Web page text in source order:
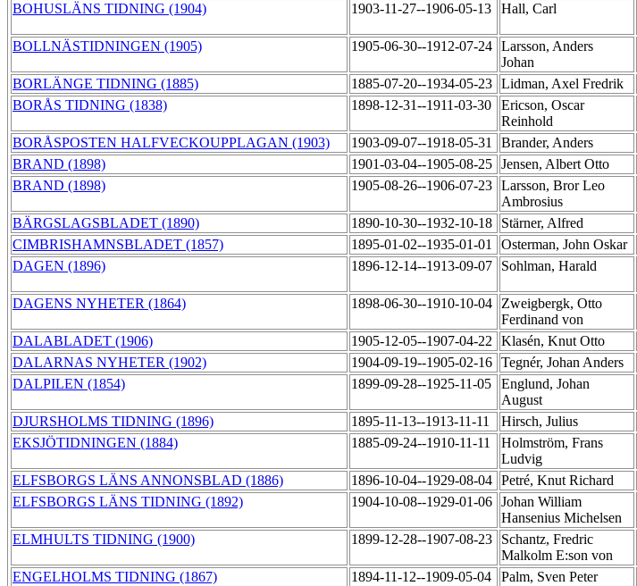
BOHUSLÄNS TIDNING (1904) 1903-11-27--1906-05-13 Hall, Carl
BOLLNÄSTIDNINGEN (1905) 1905-06-30--1912-07-24 Larsson, Anders
Johan
BORLÄNGE TIDNING (1885) 1885-07-20--1934-05-23 Lidman, Axel Fredrik
BORÅS TIDNING (1838) 1898-12-31--1911-03-30
Ericson, Oscar
Reinhold
BORÅSPOSTEN HALFVECKOUPPLAGAN (1903) 1903-09-07--1918-05-31 Brander, Anders
BRAND (1898) 1901-03-04--1905-08-25 Jensen, Albert Otto
BRAND (1898) 1905-08-26--1906-07-23 Larsson, Bror Leo
Ambrosius
BÄRGSLAGSBLADET (1890) 1890-10-30--1932-10-18 Stärner, Alfred
CIMBRISHAMNSBLADET (1857) 1895-01-02--1935-01-01 Osterman, John Oskar
DAGEN (1896) 1896-12-14--1913-09-07 Sohlman, Harald
DAGENS NYHETER (1864) 1898-06-30--1910-10-04
Zweigbergk, Otto
Ferdinand von
DALABLADET (1906) 1905-12-05--1907-04-22 Klasén, Knut Otto
DALARNAS NYHETER (1902) 1904-09-19--1905-02-16 Tegnér, Johan Anders
DALPILEN (1854) 1899-09-28--1925-11-05
Englund, Johan
August
DJURSHOLMS TIDNING (1896) 1895-11-13--1913-11-11 Hirsch, Julius
EKSJÖTIDNINGEN (1884) 1885-09-24--1910-11-11
Holmström, Frans
Ludvig
ELFSBORGS LÄNS ANNONSBLAD (1886) 1896-10-04--1929-08-04 Petré, Knut Richard
ELFSBORGS LÄNS TIDNING (1892) 1904-10-08--1929-01-06 Johan William
Hansenius Michelsen
ELMHULTS TIDNING (1900) 1899-12-28--1907-08-23
Schantz, Fredric
Malkolm E:son von
ENGELHOLMS TIDNING (1867) 1894-11-12--1909-05-04 Palm, Sven Peter